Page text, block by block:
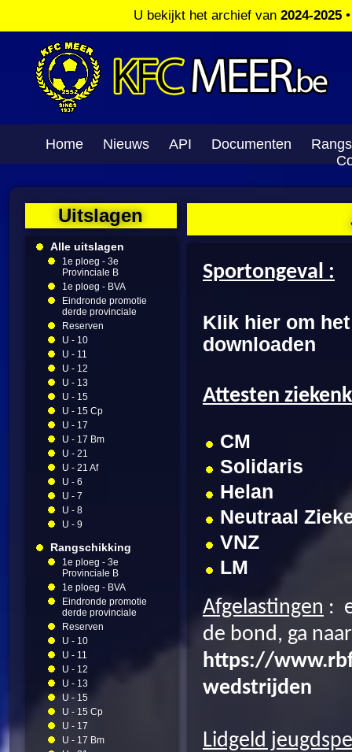
U bekijkt het archief van 2024-2025
Home Nieuws API Documenten
Uitslagen
Alle uitslagen
1e ploeg - 3e
Provinciale B
1e ploeg - BVA
Eindronde promotie
derde provinciale
Reserven
U - 10
U - 11
U - 12
U - 13
U - 15
U - 15 Cp
U - 17
U - 17 Bm
U - 21
U - 21 Af
U - 6
U - 7
U - 8
U - 9
Rangschikking
1e ploeg - 3e
Provinciale B
1e ploeg - BVA
Eindronde promotie
derde provinciale
Reserven
U - 10
U - 11
U - 12
U - 13
U - 15
U - 15 Cp
U - 17
U - 17 Bm
Sportongeval :
Klik hier om
downloaden
Attesten
CM
Solidaris
Helan
Neutraal
VNZ
LM
Afgelastingen :
de bond, ga naar
https://
wedstrijden
Lidgeld